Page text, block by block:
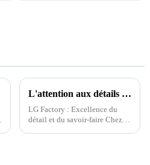
L'attention aux détails commence par l'emballage
LG Factory : Excellence du
détail et du savoir-faire Chez